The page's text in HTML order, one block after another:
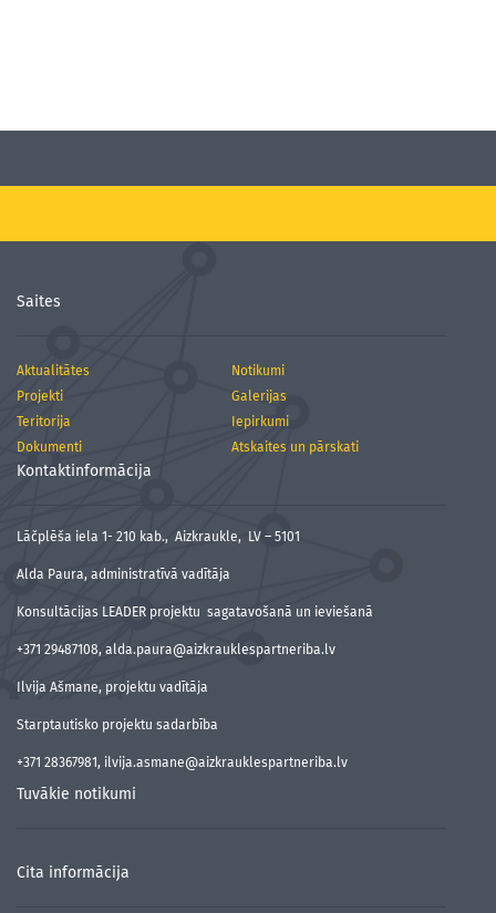
Saites
Aktualitātes
Notikumi
Projekti
Galerijas
Teritorija
Iepirkumi
Dokumenti
Atskaites un pārskati
Kontaktinformācija
Lāčplēša iela 1- 210 kab., Aizkraukle, LV – 5101
Alda Paura, administratīvā vadītāja
Konsultācijas LEADER projektu sagatavošanā un ieviešanā
+371 29487108, alda.paura@aizkrauklespartneriba.lv
Ilvija Ašmane, projektu vadītāja
Starptautisko projektu sadarbība
+371 28367981, ilvija.asmane@aizkrauklespartneriba.lv
Tuvākie notikumi
Cita informācija